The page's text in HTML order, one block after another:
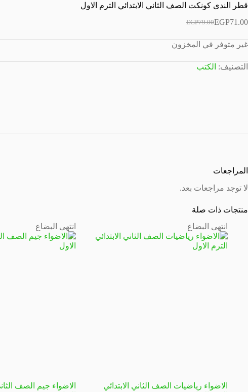
قطر الندى كونكت الصف الثاني الابتدائي الترم الاول
EGP79.00
السعر
هو:
EGP71.00
السعر
هو:
غير متوفر في المخزون
التصنيف: الكتب
المراجعات
لا توجد مراجعات بعد.
منتجات ذات صلة
انتهى البضاع
الاضواء رياضيات الصف الثاني الابتدائي
انتهى البضاع
الاضواء جيم الصف